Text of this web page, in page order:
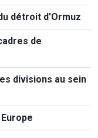
détroit d'Ormuz
de
divisions au sein